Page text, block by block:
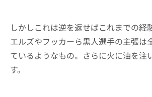
しかしこれは逆を返せばこれまでの経
エルズやフッカーら黒人選手の主張は
ているようなもの。さらに火に油を注
す。